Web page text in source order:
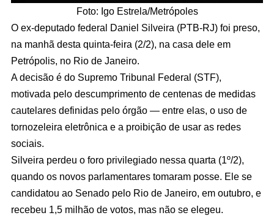
Foto: Igo Estrela/Metrópoles
O ex-deputado federal Daniel Silveira (PTB-RJ) foi preso,
na manhã desta quinta-feira (2/2), na casa dele em
Petrópolis, no Rio de Janeiro.
A decisão é do Supremo Tribunal Federal (STF),
motivada pelo descumprimento de centenas de medidas
cautelares definidas pelo órgão — entre elas, o uso de
tornozeleira eletrônica e a proibição de usar as redes
sociais.
Silveira perdeu o foro privilegiado nessa quarta (1º/2),
quando os novos parlamentares tomaram posse. Ele se
candidatou ao Senado pelo Rio de Janeiro, em outubro, e
recebeu 1,5 milhão de votos, mas não se elegeu.